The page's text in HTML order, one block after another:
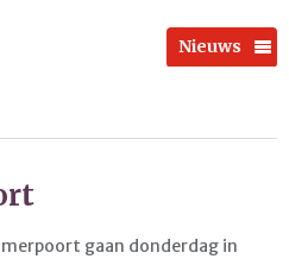
Nieuws
gaan donderdag in